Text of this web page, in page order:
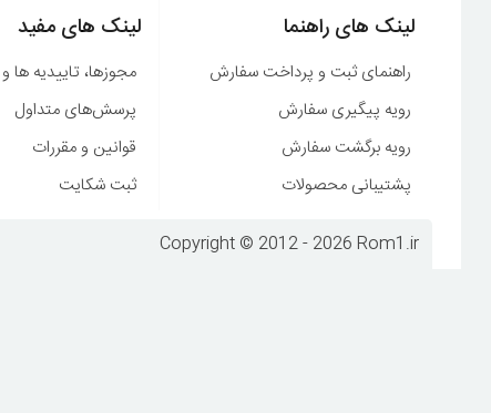
لینک های راهنما
راهنمای ثبت و پرداخت سفارش
رویه پیگیری سفارش
رویه برگشت سفارش
پشتیبانی محصولات
لینک های مفید
مجوزها، تاییدیه ها
پرسش‌های متداول
قوانین و مقررات
ثبت شکایت
Copyright © 2012 - 2026 Rom1.ir